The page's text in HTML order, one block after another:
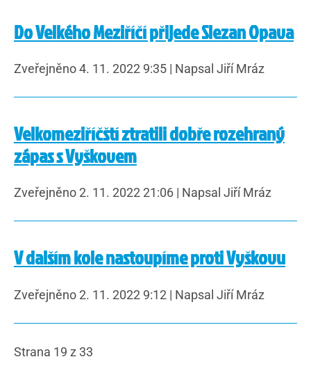
Do Velkého Meziříčí přijede Slezan Opava
Zveřejněno 4. 11. 2022 9:35 | Napsal Jiří Mráz
Velkomeziříčští ztratili dobře rozehraný
zápas s Vyškovem
Zveřejněno 2. 11. 2022 21:06 | Napsal Jiří Mráz
V dalším kole nastoupíme proti Vyškovu
Zveřejněno 2. 11. 2022 9:12 | Napsal Jiří Mráz
Strana 19 z 33